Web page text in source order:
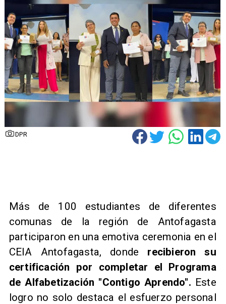
DPR
Más de 100 estudiantes de diferentes
comunas de la región de Antofagasta
participaron en una emotiva ceremonia en el
CEIA Antofagasta, donde recibieron su
certificación por completar el Programa
de Alfabetización "Contigo Aprendo". Este
logro no solo destaca el esfuerzo personal